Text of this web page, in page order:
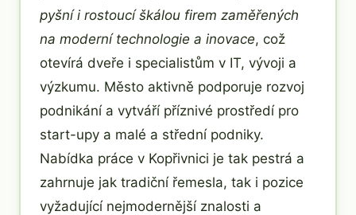
pyšní i rostoucí škálou firem zaměřených
na moderní technologie a inovace, což
otevírá dveře i specialistům v IT, vývoji a
výzkumu. Město aktivně podporuje rozvoj
podnikání a vytváří příznivé prostředí pro
start-upy a malé a střední podniky.
Nabídka práce v Kopřivnici je tak pestrá a
zahrnuje jak tradiční řemesla, tak i pozice
vyžadující nejmodernější znalosti a